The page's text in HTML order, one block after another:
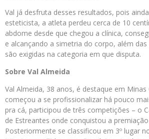
Val já desfruta desses resultados, pois
esteticista, a atleta perdeu cerca de 10
abdome desde que chegou a clínica,
e alcançando a simetria do corpo, além das
são exigidas na categoria em que disputa.
Sobre Val Almeida
Val Almeida, 38 anos, é destaque em Minas
começou a se profissionalizar há pouco
pra cá, participou de três competições – o
de Estreantes onde conquistou a
Posteriormente se classificou em 3º lugar